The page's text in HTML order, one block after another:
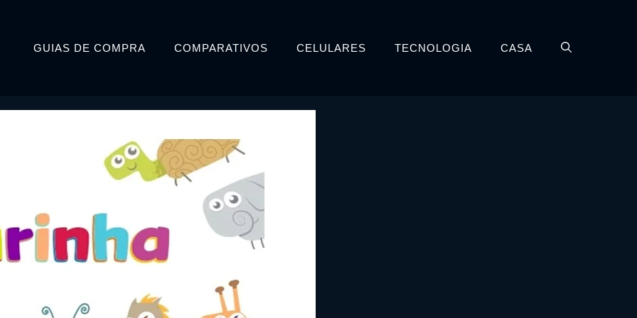
GUIAS DE COMPRA COMPARATIVOS CELULARES TECNOLOGIA CASA